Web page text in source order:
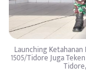
Launching
1505/Tidore Juga